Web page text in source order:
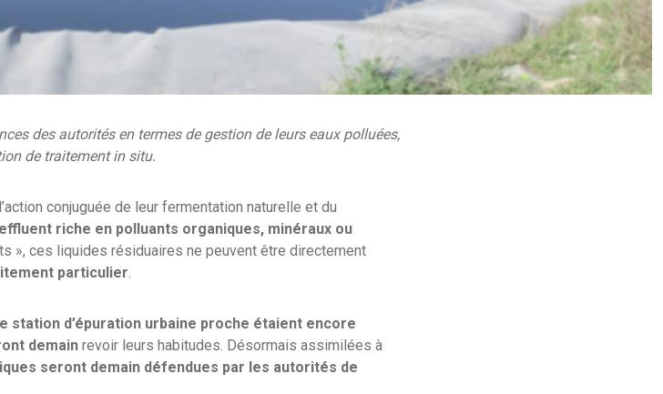
des autorités en termes de gestion de leurs eaux polluées,
de traitement in situ.
conjuguée de leur fermentation naturelle et du
effluent riche en polluants organiques, minéraux ou
», ces liquides résiduaires ne peuvent être directement
particulier.
station d’épuration urbaine proche étaient encore
demain revoir leurs habitudes. Désormais assimilées à
seront demain défendues par les autorités de